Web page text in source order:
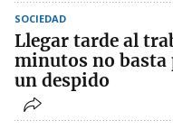
SOCIEDAD
Llegar tarde al
minutos no
un despido